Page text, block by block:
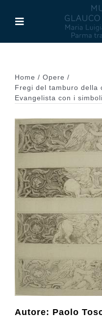
contenuto
Toggle
Maria Luigia d’Asburgo
Glauco Lombardi
Palazzo di Riserva
Attività
Pubblicazioni
Contatti e biglietti
Accessibilità
Home
Opere
Fregi del tamburo della
Evangelista con i
Autore: Paolo